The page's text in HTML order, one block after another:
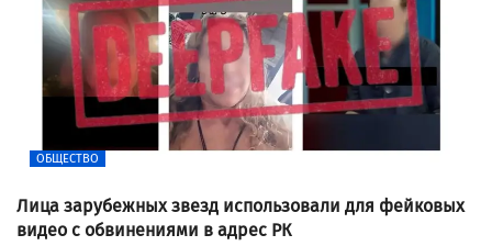
ОБЩЕСТВО
Лица зарубежных звезд использовали для фейковых
видео с обвинениями в адрес РК